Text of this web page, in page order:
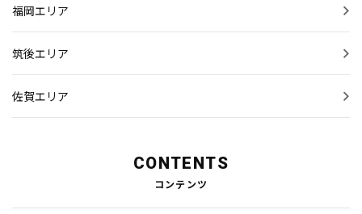
福岡エリア
筑後エリア
佐賀エリア
CONTENTS
コンテンツ